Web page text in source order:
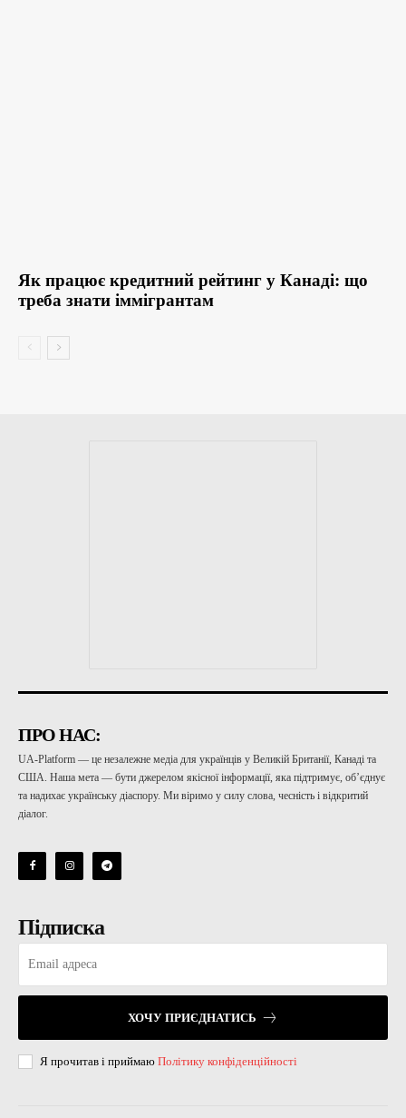
Як працює кредитний рейтинг у Канаді: що
треба знати іммігрантам
ПРО НАС:
UA-Platform — це незалежне медіа для українців у Великій Британії, Канаді та
США. Наша мета — бути джерелом якісної інформації, яка підтримує, об’єднує
та надихає українську діаспору. Ми віримо у силу слова, чесність і відкритий
діалог.
Підписка
ХОЧУ ПРИЄДНАТИСЬ
Я прочитав і приймаю Політику конфіденційності